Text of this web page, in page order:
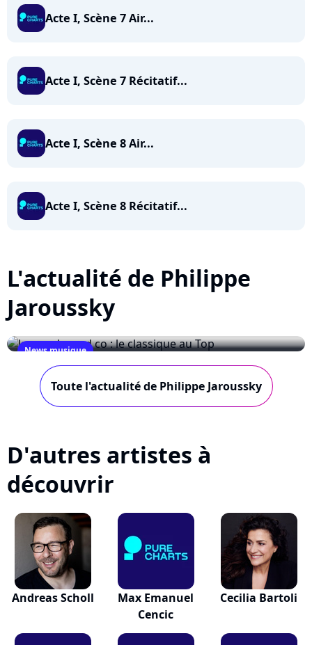
Acte I, Scène 7 Air...
Acte I, Scène 7 Récitatif...
Acte I, Scène 8 Air...
Acte I, Scène 8 Récitatif...
L'actualité de Philippe
Jaroussky
News musique
Jaroussky and co : le classique au Top
February 2, 2008
Toute l'actualité de Philippe Jaroussky
D'autres artistes à
découvrir
Andreas Scholl
Max Emanuel
Cencic
Cecilia Bartoli